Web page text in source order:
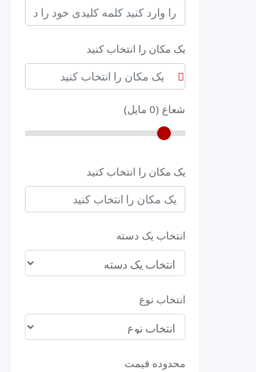
یک مکان را انتخاب کنید
شعاع (0 مایل)
یک مکان را انتخاب کنید
انتخاب یک دسته
انتخاب نوع
محدوده قیمت
keyword